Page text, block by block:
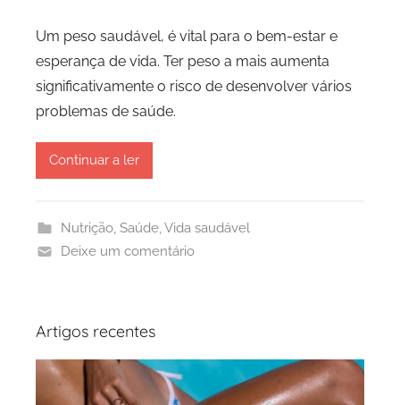
Um peso saudável, é vital para o bem-estar e
esperança de vida. Ter peso a mais aumenta
significativamente o risco de desenvolver vários
problemas de saúde.
Continuar a ler
Nutrição, Saúde, Vida saudável
Deixe um comentário
Artigos recentes